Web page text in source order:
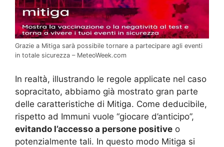
Grazie a Mitiga sarà possibile tornare a partecipare agli eventi
in totale sicurezza – MeteoWeek.com
In realtà, illustrando le regole applicate nel caso
sopracitato, abbiamo già mostrato gran parte
delle caratteristiche di Mitiga. Come deducibile,
rispetto ad Immuni vuole “giocare d’anticipo”,
evitando l’accesso a persone positive o
potenzialmente tali. In questo modo Mitiga si